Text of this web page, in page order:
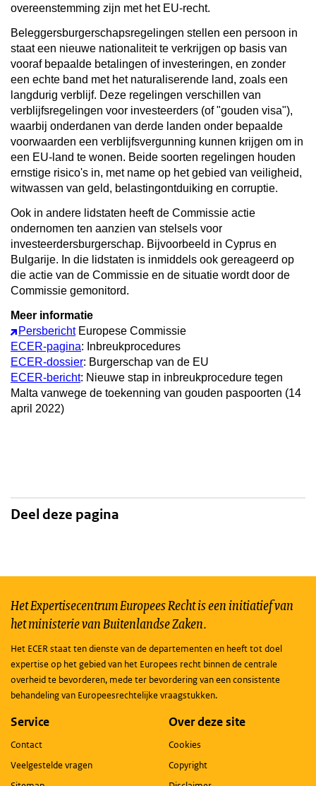
overeenstemming zijn met het EU-recht.
Beleggersburgerschapsregelingen stellen een persoon in
staat een nieuwe nationaliteit te verkrijgen op basis van
vooraf bepaalde betalingen of investeringen, en zonder
een echte band met het naturaliserende land, zoals een
langdurig verblijf. Deze regelingen verschillen van
verblijfsregelingen voor investeerders (of "gouden visa"),
waarbij onderdanen van derde landen onder bepaalde
voorwaarden een verblijfsvergunning kunnen krijgen om in
een EU-land te wonen. Beide soorten regelingen houden
ernstige risico's in, met name op het gebied van veiligheid,
witwassen van geld, belastingontduiking en corruptie.
Ook in andere lidstaten heeft de Commissie actie
ondernomen ten aanzien van stelsels voor
investeerdersburgerschap. Bijvoorbeeld in Cyprus en
Bulgarije. In die lidstaten is inmiddels ook gereageerd op
die actie van de Commissie en de situatie wordt door de
Commissie gemonitord.
Meer informatie
PersberichtEuropese Commissie
ECER-pagina: Inbreukprocedures
ECER-dossier: Burgerschap van de EU
ECER-bericht: Nieuwe stap in inbreukprocedure tegen
Malta vanwege de toekenning van gouden paspoorten (14
april 2022)
Deel deze pagina
Het Expertisecentrum Europees Recht is een initiatief van
het ministerie van Buitenlandse Zaken.
Het ECER staat ten dienste van de departementen en heeft tot doel
expertise op het gebied van het Europees recht binnen de centrale
overheid te bevorderen, mede ter bevordering van een consistente
behandeling van Europeesrechtelijke vraagstukken.
Service
Contact
Veelgestelde vragen
Over deze site
Cookies
Copyright